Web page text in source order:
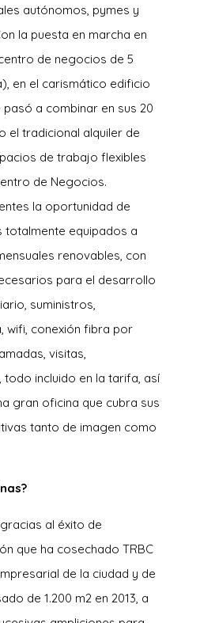
autónomos, pymes y
la puesta en marcha en
de negocios de 5
en el carismático edificio
a combinar en sus 20
el tradicional alquiler de
de trabajo flexibles
de Negocios.
la oportunidad de
totalmente equipados a
renovables, con
para el desarrollo
suministros,
wifi, conexión fibra por
visitas,
incluido en la tarifa, así
gran oficina que cubra sus
tanto de imagen como
al éxito de
que ha cosechado TRBC
de la ciudad y de
de 1.200 m2 en 2013, a